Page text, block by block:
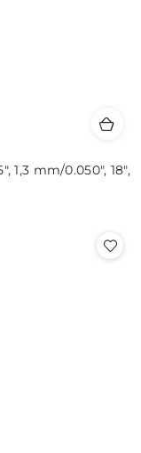
1,3 mm/0.050", 18",